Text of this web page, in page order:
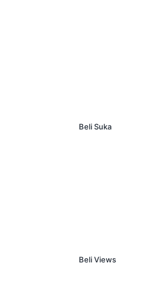
Beli Suka
Beli Views